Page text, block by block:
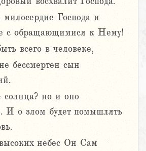
Господа и
с обращающимися к Нему!
всего в человеке,
бессмертен сын
солнца? но и оно
И о злом будет помышлять
небес Он Сам